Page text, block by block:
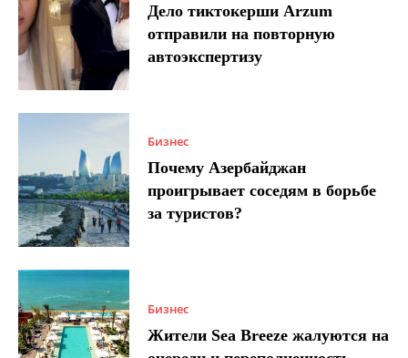
Дело тиктокерши Arzum
отправили на повторную
автоэкспертизу
Бизнес
Почему Азербайджан
проигрывает соседям в борьбе
за туристов?
Бизнес
Жители Sea Breeze жалуются на